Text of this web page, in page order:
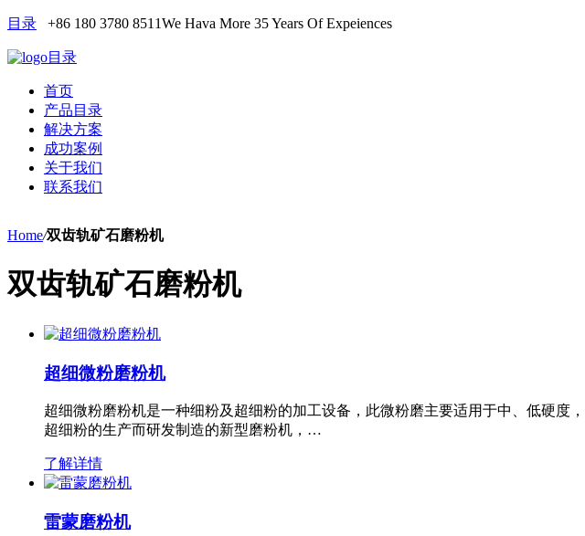
目录 +86 180 3780 8511We Hava More 35 Years Of Expeiences
目录
首页
产品目录
解决方案
成功案例
关于我们
联系我们
Home/双齿轨矿石磨粉机
双齿轨矿石磨粉机
超细微粉磨粉机
超细微粉磨粉机是一种细粉及超细粉的加工设备，此微粉磨主要适用于中、低硬度
超细粉的生产而研发制造的新型磨粉机，…
了解详情
雷蒙磨粉机